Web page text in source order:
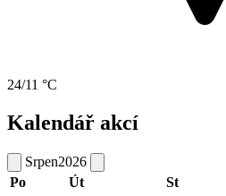
24/11 °C
Kalendář akcí
Srpen2026
Po
Út St